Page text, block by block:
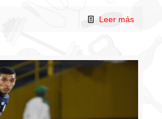
Leer más